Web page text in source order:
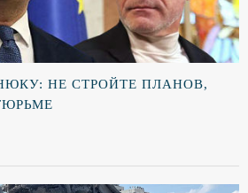
НЕ СТРОЙТЕ ПЛАНОВ,